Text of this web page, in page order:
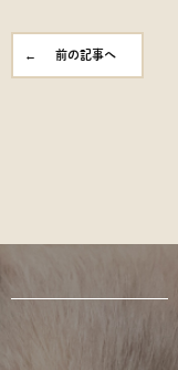
前の記事へ